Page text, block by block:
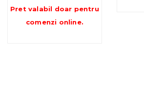
Pret valabil doar pentru
comenzi online.